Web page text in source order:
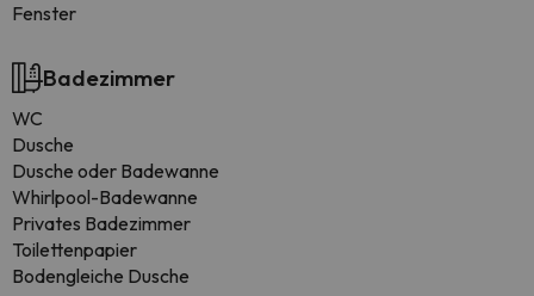
Fenster
Badezimmer
WC
Dusche
Dusche oder Badewanne
Whirlpool-Badewanne
Privates Badezimmer
Toilettenpapier
Bodengleiche Dusche